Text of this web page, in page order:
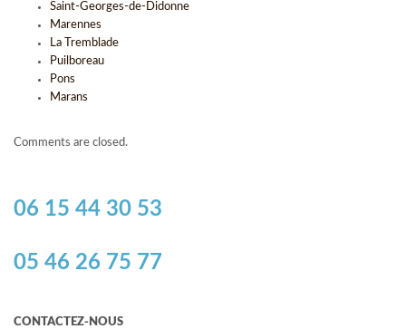
Saint-Georges-de-Didonne
Marennes
La Tremblade
Puilboreau
Pons
Marans
Comments are closed.
06 15 44 30 53
05 46 26 75 77
CONTACTEZ-NOUS